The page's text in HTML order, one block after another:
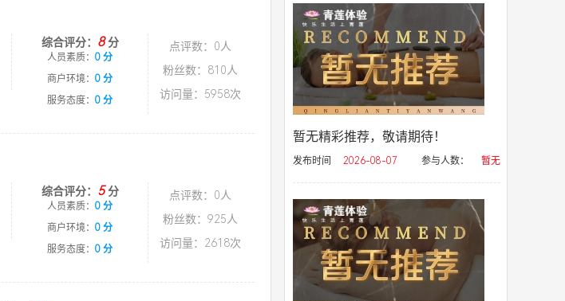
综合评分： 8分
人员素质： 0 分
商户环境： 0 分
服务态度： 0 分
点评数：0人
粉丝数：810人
访问量：5958次
综合评分： 5分
人员素质： 0 分
商户环境： 0 分
服务态度： 0 分
点评数：0人
粉丝数：925人
访问量：2618次
暂无精彩推荐，敬请期待！
发布时间 2026-08-07 参与人数： 暂无